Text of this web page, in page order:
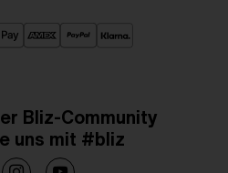
Bliz-Community
uns mit #bliz